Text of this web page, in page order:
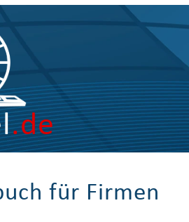
.de
für Firmen